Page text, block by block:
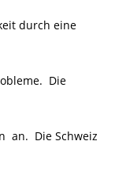
durch eine
Die
an. Die Schweiz